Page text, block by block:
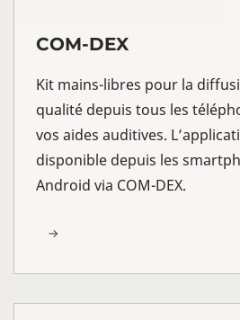
COM-DEX
Kit mains-libres pour la
qualité depuis tous les
vos aides auditives.
disponible depuis les
Android via COM-DEX.